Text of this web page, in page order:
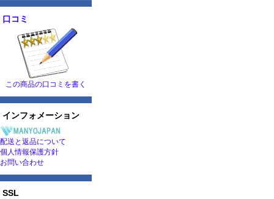
口コミ
この商品の口コミを書く
インフォメーション
配送と返品について
個人情報保護方針
お問い合わせ
SSL